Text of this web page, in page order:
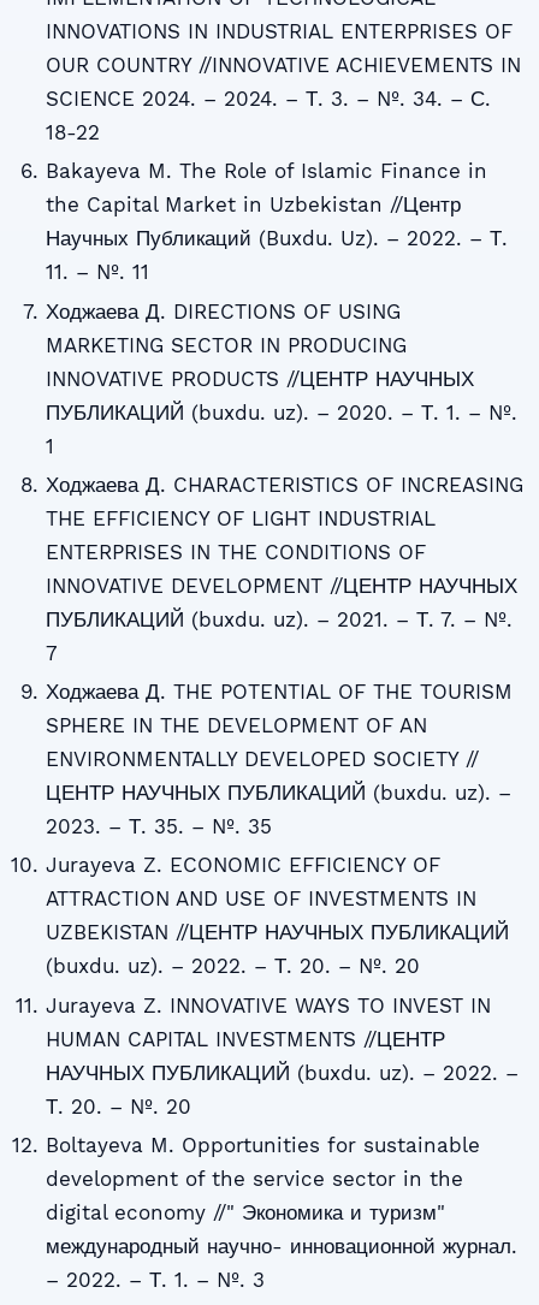
INNOVATIONS IN INDUSTRIAL ENTERPRISES OF
OUR COUNTRY //INNOVATIVE ACHIEVEMENTS IN
SCIENCE 2024. – 2024. – Т. 3. – №. 34. – С.
18-22
Bakayeva M. The Role of Islamic Finance in
the Capital Market in Uzbekistan //Центр
Научных Публикаций (Buxdu. Uz). – 2022. – Т.
11. – №. 11
Ходжаева Д. DIRECTIONS OF USING
MARKETING SECTOR IN PRODUCING
INNOVATIVE PRODUCTS //ЦЕНТР НАУЧНЫХ
ПУБЛИКАЦИЙ (buxdu. uz). – 2020. – Т. 1. – №.
1
Ходжаева Д. CHARACTERISTICS OF INCREASING
THE EFFICIENCY OF LIGHT INDUSTRIAL
ENTERPRISES IN THE CONDITIONS OF
INNOVATIVE DEVELOPMENT //ЦЕНТР НАУЧНЫХ
ПУБЛИКАЦИЙ (buxdu. uz). – 2021. – Т. 7. – №.
7
Ходжаева Д. THE POTENTIAL OF THE TOURISM
SPHERE IN THE DEVELOPMENT OF AN
ENVIRONMENTALLY DEVELOPED SOCIETY //
ЦЕНТР НАУЧНЫХ ПУБЛИКАЦИЙ (buxdu. uz). –
2023. – Т. 35. – №. 35
Jurayeva Z. ECONOMIC EFFICIENCY OF
ATTRACTION AND USE OF INVESTMENTS IN
UZBEKISTAN //ЦЕНТР НАУЧНЫХ ПУБЛИКАЦИЙ
(buxdu. uz). – 2022. – Т. 20. – №. 20
Jurayeva Z. INNOVATIVE WAYS TO INVEST IN
HUMAN CAPITAL INVESTMENTS //ЦЕНТР
НАУЧНЫХ ПУБЛИКАЦИЙ (buxdu. uz). – 2022. –
Т. 20. – №. 20
Boltayeva M. Opportunities for sustainable
development of the service sector in the
digital economy //" Экономика и туризм"
международный научно- инновационной журнал.
– 2022. – Т. 1. – №. 3